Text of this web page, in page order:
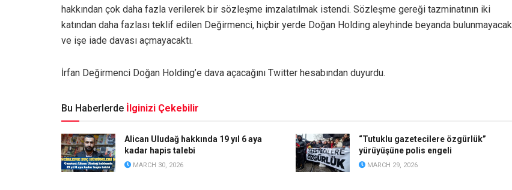
hakkından çok daha fazla verilerek bir sözleşme imzalatılmak istendi. Sözleşme gereği tazminatının iki
katından daha fazlası teklif edilen Değirmenci, hiçbir yerde Doğan Holding aleyhinde beyanda bulunmayacak
ve işe iade davası açmayacaktı.
İrfan Değirmenci Doğan Holding’e dava açacağını Twitter hesabından duyurdu.
Bu Haberlerde İlginizi Çekebilir
Alican Uludağ hakkında 19 yıl 6 aya
kadar hapis talebi
MARCH 30, 2026
“Tutuklu gazetecilere özgürlük”
yürüyüşüne polis engeli
MARCH 29, 2026